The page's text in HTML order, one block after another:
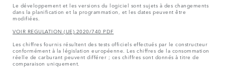
Le développement et les versions du logiciel sont sujets à des changements
dans la planification et la programmation, et les dates peuvent être
modifiées.
VOIR REGULATION (UE) 2020/740 PDF
Les chiffres fournis résultent des tests officiels effectués par le constructeur
conformément à la législation européenne. Les chiffres de la consommation
réelle de carburant peuvent différer ; ces chiffres sont donnés à titre de
comparaison uniquement.